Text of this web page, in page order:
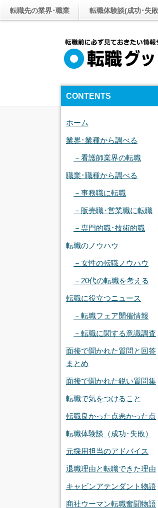
転職先の業界･職業 転職体験談(成功･失
CONTENTS
ホーム
業界･業種から調べる
－看護師業界の転職
職業･職種から調べる
－事務職に転職
－販売職･営業職に転職
－専門的職･技術的職
転職のノウハウ
－女性の転職ノウハウ
－20代の転職を考える
転職に役立つニュース
－転職フェア開催情報
－転職に関する意識調査
面接で聞かれた質問と回答
まとめ
面接で聞かれた鋭い質問集
転職で気をつけること
転職良かった点悪かった点
転職体験談（成功･失敗）
元採用担当のアドバイス
退職理由と転職できた理由
キャビンアテンダント物語
商社ウーマン転職奮闘物語